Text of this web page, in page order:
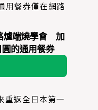
用餐券僅在網路
爐端燒學會 加
的通用餐券
返全日本第一